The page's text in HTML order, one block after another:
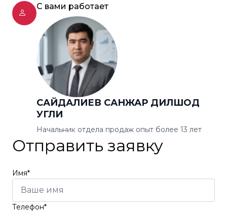
С вами работает
САЙДАЛИЕВ САНЖАР ДИЛШОД
УГЛИ
Начальник отдела продаж опыт более 13 лет
Отправить заявку
Имя*
Телефон*